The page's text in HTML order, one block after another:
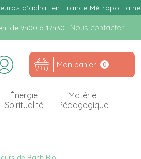
d'achat en France Métropolitaine
de 9h00 à 17h30 Nous contacter
Mon panier 0
Énergie
Spiritualité
Matériel
Pédagogique